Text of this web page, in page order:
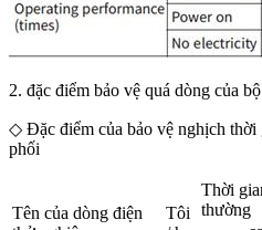
2. đặc điểm bảo vệ quá dòng của
◇ Đặc điểm của bảo vệ nghịch thời
phối
Tên của dòng điện
Tôi
Thời
thường